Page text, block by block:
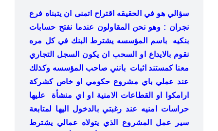
سؤالي هو في الحقيقه اقتراح اتمنى ان يتبناه فرع
نجران : وهو نحن المقاولون عندما نفتح حسابات
بنكيه باسم المؤسسه يشترط البنك في كل مره
نقوم بالايداع او السحب ان يكون السجل التجاري
معنا كمستند اثبات بانني صاحب المؤسسه وكذلك
عند عملي باي مشروع حكومي او خاص كشركة
ارامكوا او القطاعات الامنية او اي منشأة عليها
حراسات امنيه عند رغبتي بالدخول اليها لمتابعة
سير عمل المشروع الذي يتولاه عمالي يشترط